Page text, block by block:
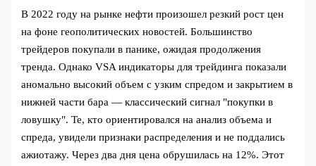
В 2022 году на рынке нефти произошел резкий рост цен
на фоне геополитических новостей. Большинство
трейдеров покупали в панике, ожидая продолжения
тренда. Однако VSA индикаторы для трейдинга показали
аномально высокий объем с узким спредом и закрытием в
нижней части бара — классический сигнал "покупки в
ловушку". Те, кто ориентировался на анализ объема и
спреда, увидели признаки распределения и не поддались
ажиотажу. Через два дня цена обрушилась на 12%. Этот